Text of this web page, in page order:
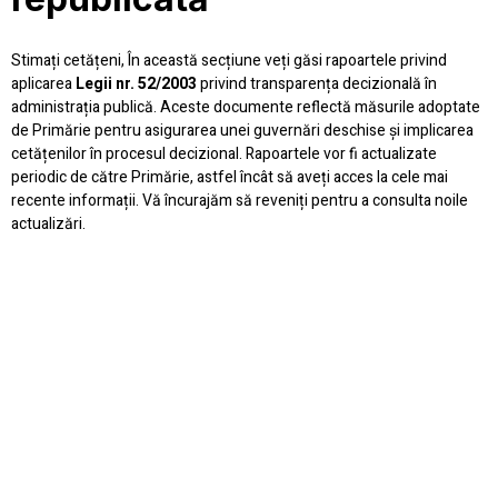
Stimați cetățeni, În această secțiune veți găsi rapoartele privind
aplicareaLegii nr. 52/2003privind transparența decizională în
administrația publică. Aceste documente reflectă măsurile adoptate
de Primărie pentru asigurarea unei guvernări deschise și implicarea
cetățenilor în procesul decizional. Rapoartele vor fi actualizate
periodic de către Primărie, astfel încât să aveți acces la cele mai
recente informații. Vă încurajăm să reveniți pentru a consulta noile
actualizări.